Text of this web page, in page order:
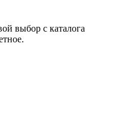
выбор с каталога